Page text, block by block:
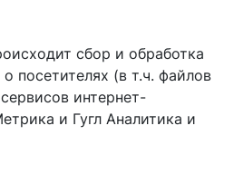
сбор и обработка
посетителях (в т.ч. файлов
интернет-
и Гугл Аналитика и